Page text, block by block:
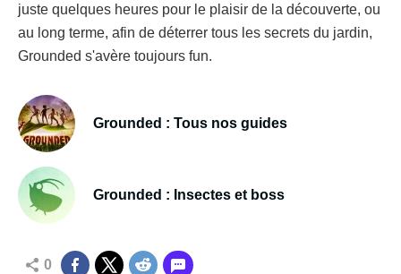
juste quelques heures pour le plaisir de la découverte, ou
au long terme, afin de déterrer tous les secrets du jardin,
Grounded s'avère toujours fun.
Grounded : Tous nos guides
Grounded : Insectes et boss
0